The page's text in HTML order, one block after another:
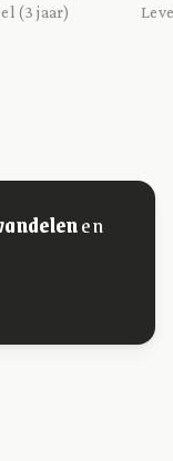
(3 jaar)
en